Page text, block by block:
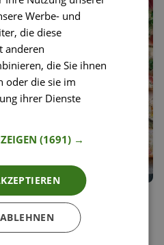
24
Liken
Speichern
Spargel-Erbsen
Flammkuchen
Florence Stoiber
Werbe- und
die diese
anderen
die Sie ihnen
oder die sie im
ihrer Dienste
(1691) →